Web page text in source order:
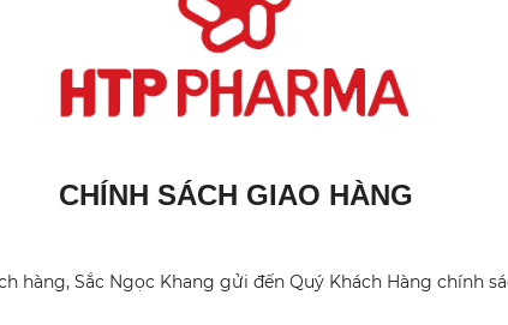
CHÍNH SÁCH GIAO HÀNG
hàng, Sắc Ngọc Khang gửi đến Quý Khách Hàng chính